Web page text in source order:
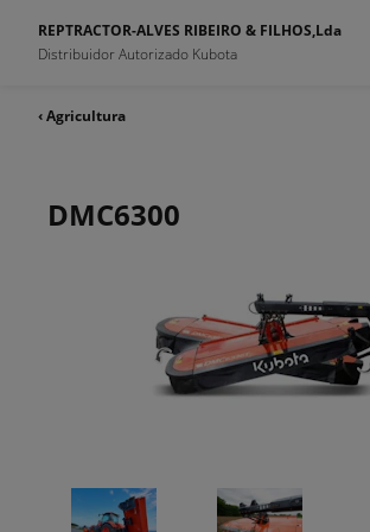
REPTRACTOR-ALVES RIBEIRO & FILHOS,Lda
Distribuidor Autorizado Kubota
‹ Agricultura
DMC6300